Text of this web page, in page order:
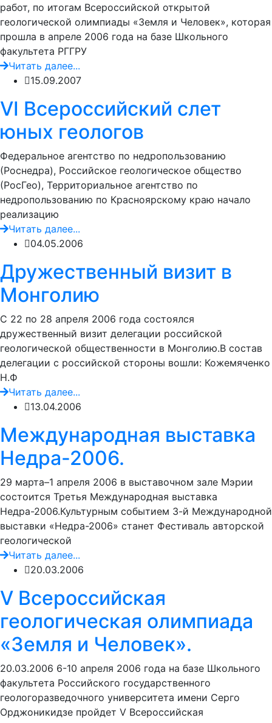
работ, по итогам Всероссийской открытой
геологической олимпиады «Земля и Человек», которая
прошла в апреле 2006 года на базе Школьного
факультета РГГРУ
Читать далее...
15.09.2007
VI Всероссийский слет
юных геологов
Федеральное агентство по недропользованию
(Роснедра), Российское геологическое общество
(РосГео), Территориальное агентство по
недропользованию по Красноярскому краю начало
реализацию
Читать далее...
04.05.2006
Дружественный визит в
Монголию
C 22 по 28 апреля 2006 года состоялся
дружественный визит делегации российской
геологической общественности в Монголию.В состав
делегации с российской стороны вошли: Кожемяченко
Н.Ф
Читать далее...
13.04.2006
Международная выставка
Недра-2006.
29 марта–1 апреля 2006 в выставочном зале Мэрии
состоится Третья Международная выставка
Недра-2006.Культурным событием 3-й Международной
выставки «Недра-2006» станет Фестиваль авторской
геологической
Читать далее...
20.03.2006
V Всероссийская
геологическая олимпиада
«Земля и Человек».
20.03.2006 6-10 апреля 2006 года на базе Школьного
факультета Российского государственного
геологоразведочного университета имени Серго
Орджоникидзе пройдет V Всероссийская